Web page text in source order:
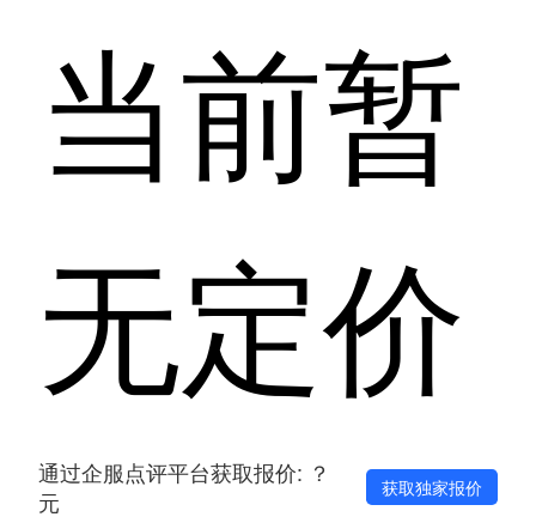
当前暂
无定价
通过企服点评平台获取报价: ？
元
获取独家报价